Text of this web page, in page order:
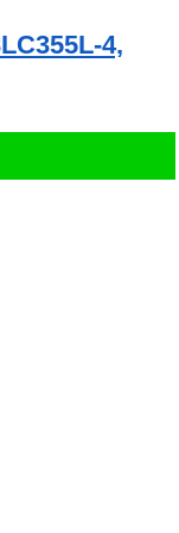
4,